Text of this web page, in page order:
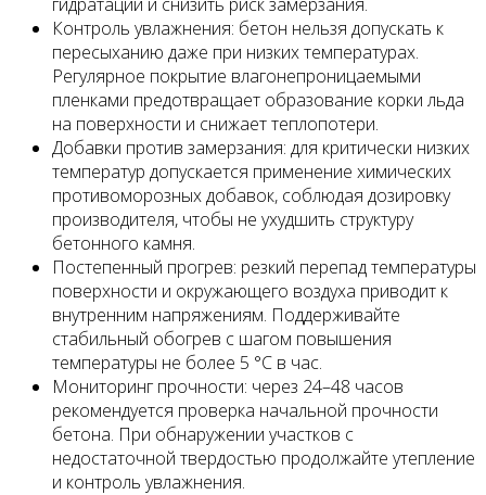
Контроль увлажнения: бетон нельзя допускать к
пересыханию даже при низких температурах.
Регулярное покрытие влагонепроницаемыми
пленками предотвращает образование корки льда
на поверхности и снижает теплопотери.
Добавки против замерзания: для критически низких
температур допускается применение химических
противоморозных добавок, соблюдая дозировку
производителя, чтобы не ухудшить структуру
бетонного камня.
Постепенный прогрев: резкий перепад температуры
поверхности и окружающего воздуха приводит к
внутренним напряжениям. Поддерживайте
стабильный обогрев с шагом повышения
температуры не более 5 °C в час.
Мониторинг прочности: через 24–48 часов
рекомендуется проверка начальной прочности
бетона. При обнаружении участков с
недостаточной твердостью продолжайте утепление
и контроль увлажнения.